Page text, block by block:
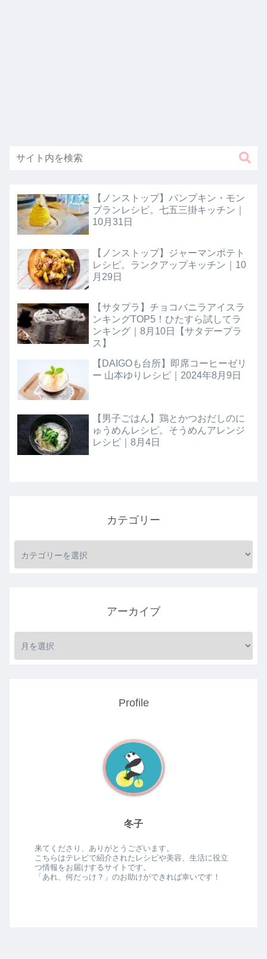
【ノンストップ】パンプキン・モン
ブランレシピ。七五三掛キッチン｜
10月31日
【ノンストップ】ジャーマンポテト
レシピ。ランクアップキッチン｜10
月29日
【サタプラ】チョコバニラアイスラ
ンキングTOP5！ひたすら試してラ
ンキング｜8月10日【サタデープラ
ス】
【DAIGOも台所】即席コーヒーゼリ
ー 山本ゆりレシピ｜2024年8月9日
【男子ごはん】鶏とかつおだしのに
ゅうめんレシピ。そうめんアレンジ
レシピ｜8月4日
カテゴリー
アーカイブ
Profile
冬子
来てくださり、ありがとうございます。
こちらはテレビで紹介されたレシピや美容、生活に役立
つ情報をお届けするサイトです。
「あれ、何だっけ？」のお助けができれば幸いです！